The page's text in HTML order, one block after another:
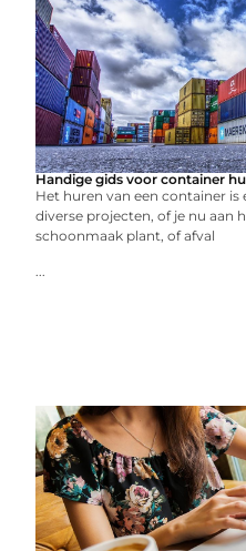
Handige gids voor container
Het huren van een container
diverse projecten, of je nu aan
schoonmaak plant, of afval
...